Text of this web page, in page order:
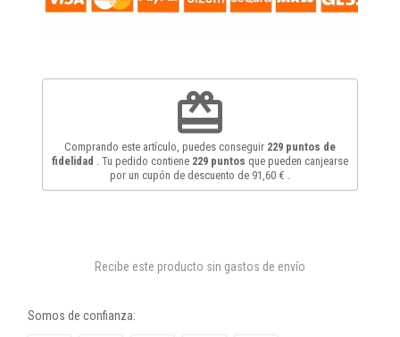
redeem
Comprando este artículo, puedes conseguir 229 puntos de
fidelidad
. Tu pedido contiene 229 puntos que pueden canjearse
por un cupón de descuento de 91,60 €
Recibe este producto sin gastos de envío
Somos de confianza: